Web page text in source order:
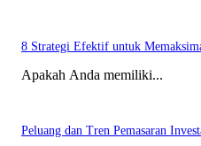
8 Strategi Efektif untuk
Apakah Anda memiliki...
Peluang dan Tren Pemasaran